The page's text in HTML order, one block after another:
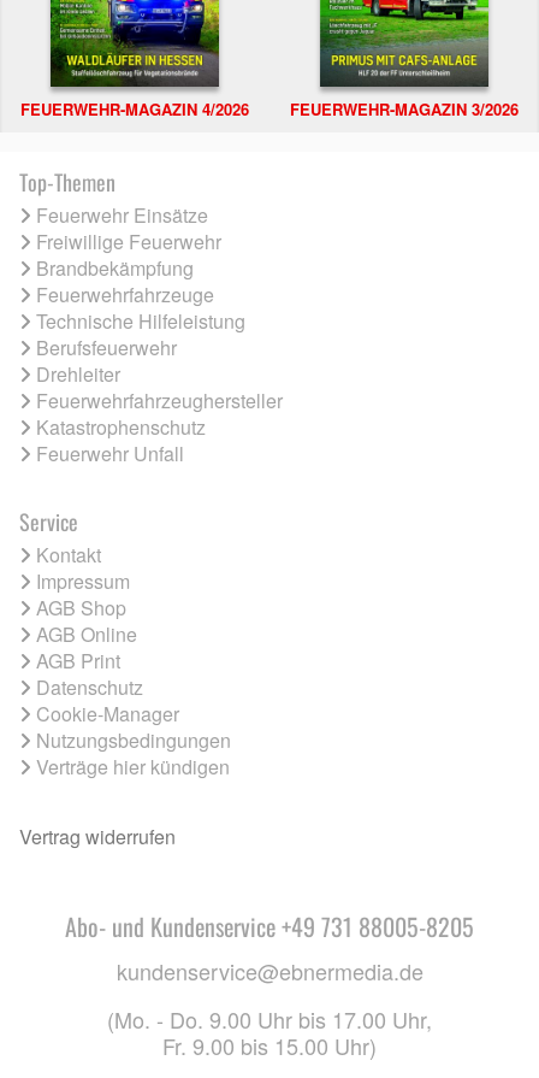
FEUERWEHR-MAGAZIN 4/2026 FEUERWEHR-MAGAZIN 3/2026
Top-Themen
Feuerwehr Einsätze
Freiwillige Feuerwehr
Brandbekämpfung
Feuerwehrfahrzeuge
Technische Hilfeleistung
Berufsfeuerwehr
Drehleiter
Feuerwehrfahrzeughersteller
Katastrophenschutz
Feuerwehr Unfall
Service
Kontakt
Impressum
AGB Shop
AGB Online
AGB Print
Datenschutz
Cookie-Manager
Nutzungsbedingungen
Verträge hier kündigen
Vertrag widerrufen
Abo- und Kundenservice +49 731 88005-8205
kundenservice@ebnermedia.de
(Mo. - Do. 9.00 Uhr bis 17.00 Uhr,
Fr. 9.00 bis 15.00 Uhr)